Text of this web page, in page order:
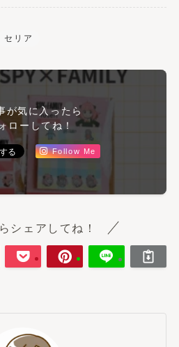
セリア
が気に入ったら
ローしてね！
Follow Me
シェアしてね！